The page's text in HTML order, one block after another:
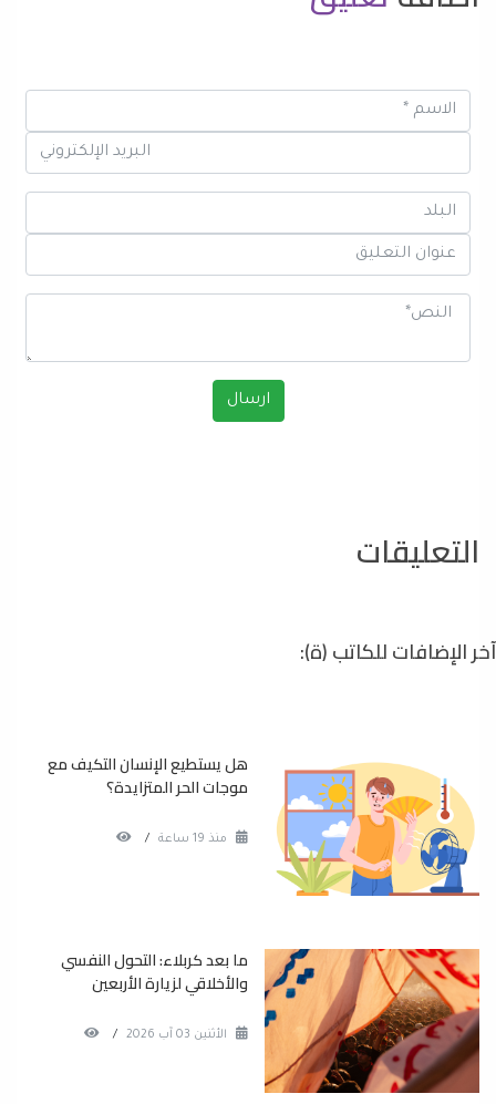
التعليقات
آخر الإضافات للكاتب (ة):
هل يستطيع الإنسان التكيف مع
موجات الحر المتزايدة؟
منذ 19 ساعة /
ما بعد كربلاء: التحول النفسي
والأخلاقي لزيارة الأربعين
الأثنين 03 آب 2026 /